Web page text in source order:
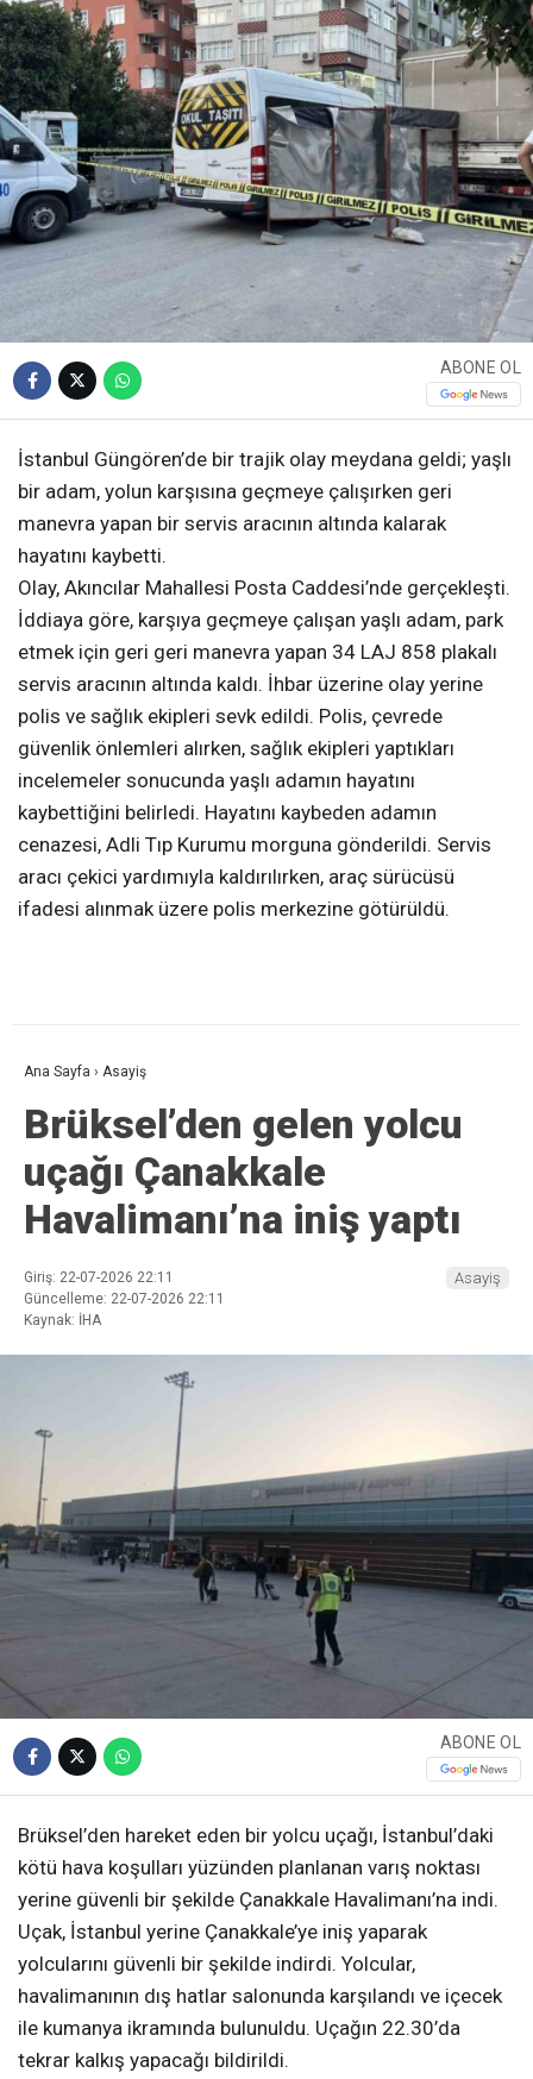
ABONE OL
İstanbul Güngören’de bir trajik olay meydana geldi; yaşlı
bir adam, yolun karşısına geçmeye çalışırken geri
manevra yapan bir servis aracının altında kalarak
hayatını kaybetti.
Olay, Akıncılar Mahallesi Posta Caddesi’nde gerçekleşti.
İddiaya göre, karşıya geçmeye çalışan yaşlı adam, park
etmek için geri geri manevra yapan 34 LAJ 858 plakalı
servis aracının altında kaldı. İhbar üzerine olay yerine
polis ve sağlık ekipleri sevk edildi. Polis, çevrede
güvenlik önlemleri alırken, sağlık ekipleri yaptıkları
incelemeler sonucunda yaşlı adamın hayatını
kaybettiğini belirledi. Hayatını kaybeden adamın
cenazesi, Adli Tıp Kurumu morguna gönderildi. Servis
aracı çekici yardımıyla kaldırılırken, araç sürücüsü
ifadesi alınmak üzere polis merkezine götürüldü.
Ana Sayfa › Asayiş
Brüksel’den gelen yolcu
uçağı Çanakkale
Havalimanı’na iniş yaptı
Giriş: 22-07-2026 22:11
Güncelleme: 22-07-2026 22:11
Kaynak: İHA
Asayiş
ABONE OL
Brüksel’den hareket eden bir yolcu uçağı, İstanbul’daki
kötü hava koşulları yüzünden planlanan varış noktası
yerine güvenli bir şekilde Çanakkale Havalimanı’na indi.
Uçak, İstanbul yerine Çanakkale’ye iniş yaparak
yolcularını güvenli bir şekilde indirdi. Yolcular,
havalimanının dış hatlar salonunda karşılandı ve içecek
ile kumanya ikramında bulunuldu. Uçağın 22.30’da
tekrar kalkış yapacağı bildirildi.